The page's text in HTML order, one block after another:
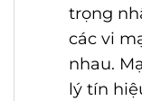
trọng
các vi
nhau.
lý tín